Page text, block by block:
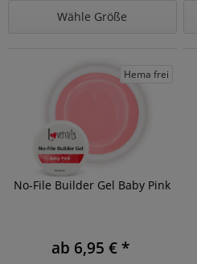
Wähle Größe
Hema frei
No-File Builder Gel Baby Pink
ab 6,95 € *